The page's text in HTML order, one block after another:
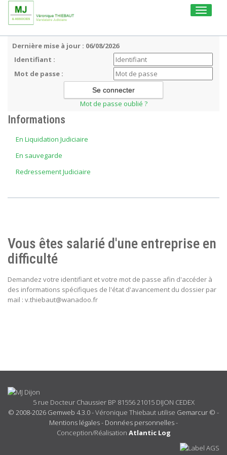
Toggle
Dernière mise à jour : 06/08/2026
Identifiant :
Mot de passe :
Mot de passe oublié ?
Informations
En Liquidation Judiciaire
En sauvegarde
Redressement Judiciaire
Vous êtes salarié d'une entreprise en
difficulté
Demandez votre identifiant et votre mot de passe afin d'accéder à
des informations spécifiques de l'état d'avancement du dossier par
mail : v.thiebaut@wanadoo.fr
5 rue Docteur Chaussier BP 81556 21015 DIJON CEDEX
© 2008-2026 Gemweb 4.3.0- Véronique Thiebaut utilise Gemarcur © -
Mentions légales- Données personnelles-
Conception/Réalisation Atlantic Log